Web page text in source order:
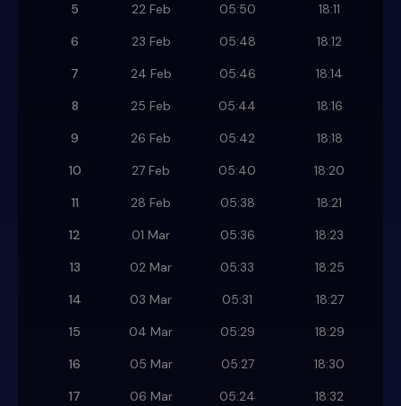
5
22 Feb 05:50
18:11
6
23 Feb 05:48
18:12
7
24 Feb 05:46
18:14
8
25 Feb 05:44
18:16
9
26 Feb 05:42
18:18
10
27 Feb 05:40
18:20
11
28 Feb 05:38
18:21
12
01 Mar 05:36
18:23
13
02 Mar 05:33
18:25
14
03 Mar 05:31
18:27
15
04 Mar 05:29
18:29
16
05 Mar 05:27
18:30
17
06 Mar 05:24
18:32